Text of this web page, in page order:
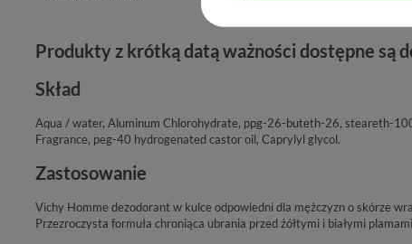
Produkty z krótką datą ważności dostępne są
Skład
Aqua / water, Aluminum Chlorohydrate, ppg-26-buteth-26, steareth-
Fragrance, peg-40 hydrogenated castor oil, Caprylyl glycol.
Zastosowanie
Vichy Homme dezodorant w kulce odpowiedni dla mężczyzn o skórze
Przezroczysta formuła chroniąca ubrania przed żółtymi i białymi